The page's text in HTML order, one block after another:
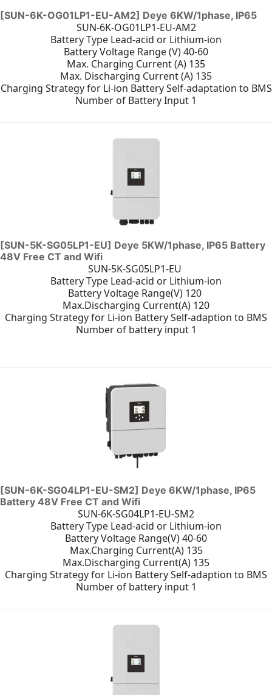
[SUN-6K-OG01LP1-EU-AM2] Deye 6KW/1phase, IP65
SUN-6K-OG01LP1-EU-AM2
Battery Type Lead-acid or Lithium-ion
Battery Voltage Range (V) 40-60
Max. Charging Current (A) 135
Max. Discharging Current (A) 135
Charging Strategy for Li-ion Battery Self-adaptation to BMS
Number of Battery Input 1
[SUN-5K-SG05LP1-EU] Deye 5KW/1phase, IP65 Battery
48V Free CT and Wifi
SUN-5K-SG05LP1-EU
Battery Type Lead-acid or Lithium-ion
Battery Voltage Range(V) 120
Max.Discharging Current(A) 120
Charging Strategy for Li-ion Battery Self-adaption to BMS
Number of battery input 1
[SUN-6K-SG04LP1-EU-SM2] Deye 6KW/1phase, IP65
Battery 48V Free CT and Wifi
SUN-6K-SG04LP1-EU-SM2
Battery Type Lead-acid or Lithium-ion
Battery Voltage Range(V) 40-60
Max.Charging Current(A) 135
Max.Discharging Current(A) 135
Charging Strategy for Li-ion Battery Self-adaption to BMS
Number of battery input 1